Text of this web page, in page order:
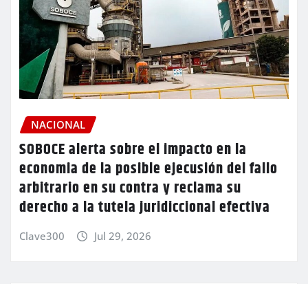
NACIONAL
SOBOCE alerta sobre el impacto en la
economia de la posible ejecusión del fallo
arbitrario en su contra y reclama su
derecho a la tutela juridiccional efectiva
Clave300 Jul 29, 2026